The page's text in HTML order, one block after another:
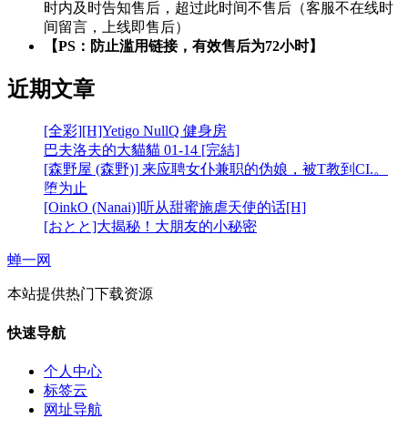
时内及时告知售后，超过此时间不售后（客服不在线时
间留言，上线即售后）
【PS：防止滥用链接，有效售后为72小时】
近期文章
[全彩][H]Yetigo NullQ 健身房
巴夫洛夫的大貓貓 01-14 [完結]
[森野屋 (森野)] 来应聘女仆兼职的伪娘，被T教到CI.。
堕为止
[OinkO (Nanai)]听从甜蜜施虐天使的话[H]
[おとと]大揭秘！大朋友的小秘密
蝉一网
本站提供热门下载资源
快速导航
个人中心
标签云
网址导航